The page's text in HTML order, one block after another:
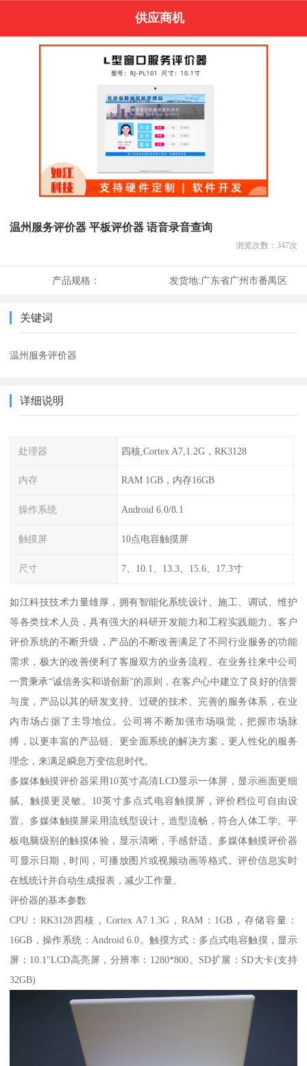
供应商机
温州服务评价器 平板评价器 语音录音查询
浏览次数： 347次
产品规格： 发货地:广东省广州市番禺区
关键词
温州服务评价器
详细说明
处理器 四核,Cortex A7,1.2G，RK3128
内存 RAM 1GB，内存16GB
操作系统 Android 6.0/8.1
触摸屏 10点电容触摸屏
尺寸 7、10.1、13.3、15.6、17.3寸
如江科技技术力量雄厚，拥有智能化系统设计、施工、调试、维护
等各类技术人员，具有强大的科研开发能力和工程实践能力。客户
评价系统的不断升级，产品的不断改善满足了不同行业服务的功能
需求，极大的改善便利了客服双方的业务流程。在业务往来中公司
一贯秉承“诚信务实和谐创新”的原则，在客户心中建立了良好的信誉
与度，产品以其的研发支持、过硬的技术、完善的服务体系，在业
内市场占据了主导地位。公司将不断加强市场嗅觉，把握市场脉
搏，以更丰富的产品链、更全面系统的解决方案，更人性化的服务
理念，来满足瞬息万变信息时代。
多媒体触摸评价器采用10英寸高清LCD显示一体屏，显示画面更细
腻、触摸更灵敏。10英寸多点式电容触摸屏，评价档位可自由设
置。多媒体触摸屏采用流线型设计，造型流畅，符合人体工学。平
板电脑级别的触摸体验，显示清晰，手感舒适。多媒体触摸评价器
可显示日期，时间，可播放图片或视频动画等格式。评价信息实时
在线统计并自动生成报表，减少工作量。
评价器的基本参数
CPU：RK3128四核，Cortex A7.1.3G，RAM：1GB，存储容量：
16GB，操作系统：Android 6.0。触摸方式：多点式电容触摸，显示
屏：10.1"LCD高亮屏，分辨率：1280*800。SD扩展：SD大卡(支持
32GB)